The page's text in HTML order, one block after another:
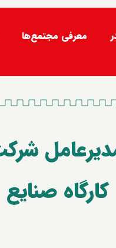
معرفی مجتمع‌ها
کارگاه